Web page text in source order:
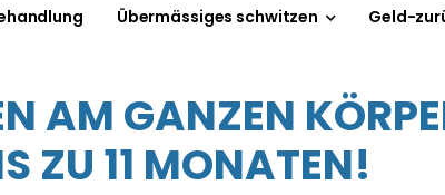
Übermässiges schwitzen Geld-
AM GANZEN
ZU 11 MONATEN!